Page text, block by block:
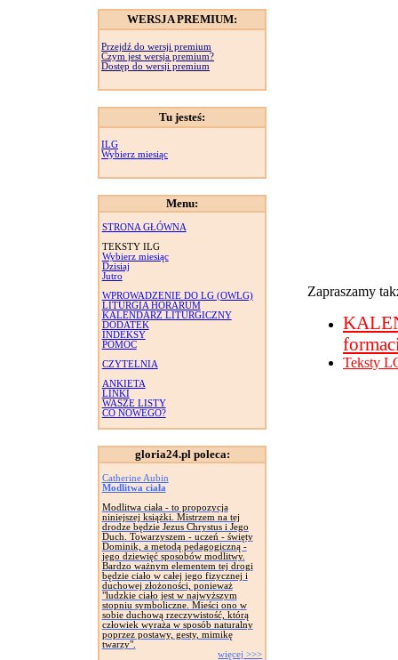
WERSJA PREMIUM:
Przejdź do wersji premium
Czym jest wersja premium?
Dostęp do wersji premium
Tu jesteś:
ILG
Wybierz miesiąc
Menu:
STRONA GŁÓWNA
TEKSTY ILG
Wybierz miesiąc
Dzisiaj
Jutro
WPROWADZENIE DO LG (OWLG)
LITURGIA HORARUM
KALENDARZ LITURGICZNY
DODATEK
INDEKSY
POMOC
CZYTELNIA
ANKIETA
LINKI
WASZE LISTY
CO NOWEGO?
gloria24.pl poleca:
Catherine Aubin
Modlitwa ciała
Modlitwa ciała - to propozycja
niniejszej książki. Mistrzem na tej
drodze będzie Jezus Chrystus i Jego
Duch. Towarzyszem - uczeń - święty
Dominik, a metodą pedagogiczną -
jego dziewięć sposobów modlitwy.
Bardzo ważnym elementem tej drogi
będzie ciało w całej jego fizycznej i
duchowej złożoności, ponieważ
"ludzkie ciało jest w najwyższym
stopniu symboliczne. Mieści ono w
sobie duchową rzeczywistość, którą
człowiek wyraża w sposób naturalny
poprzez postawy, gesty, mimikę
twarzy".
więcej >>>
Zapraszamy
Teksty